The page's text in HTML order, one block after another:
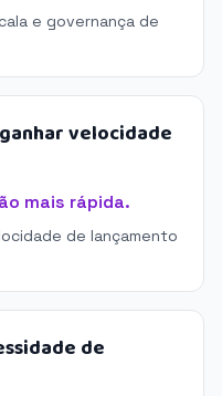
e governança de
velocidade
mais rápida.
de lançamento
de